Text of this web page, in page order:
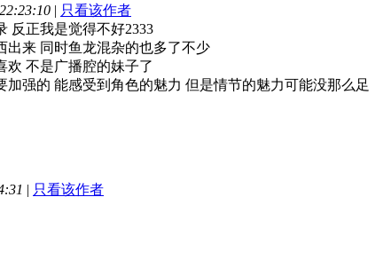
| 只看该作者
反正我是觉得不好2333
出来 同时鱼龙混杂的也多了不少
欢 不是广播腔的妹子了
加强的 能感受到角色的魅力 但是情节的魅力可能没那么足
| 只看该作者